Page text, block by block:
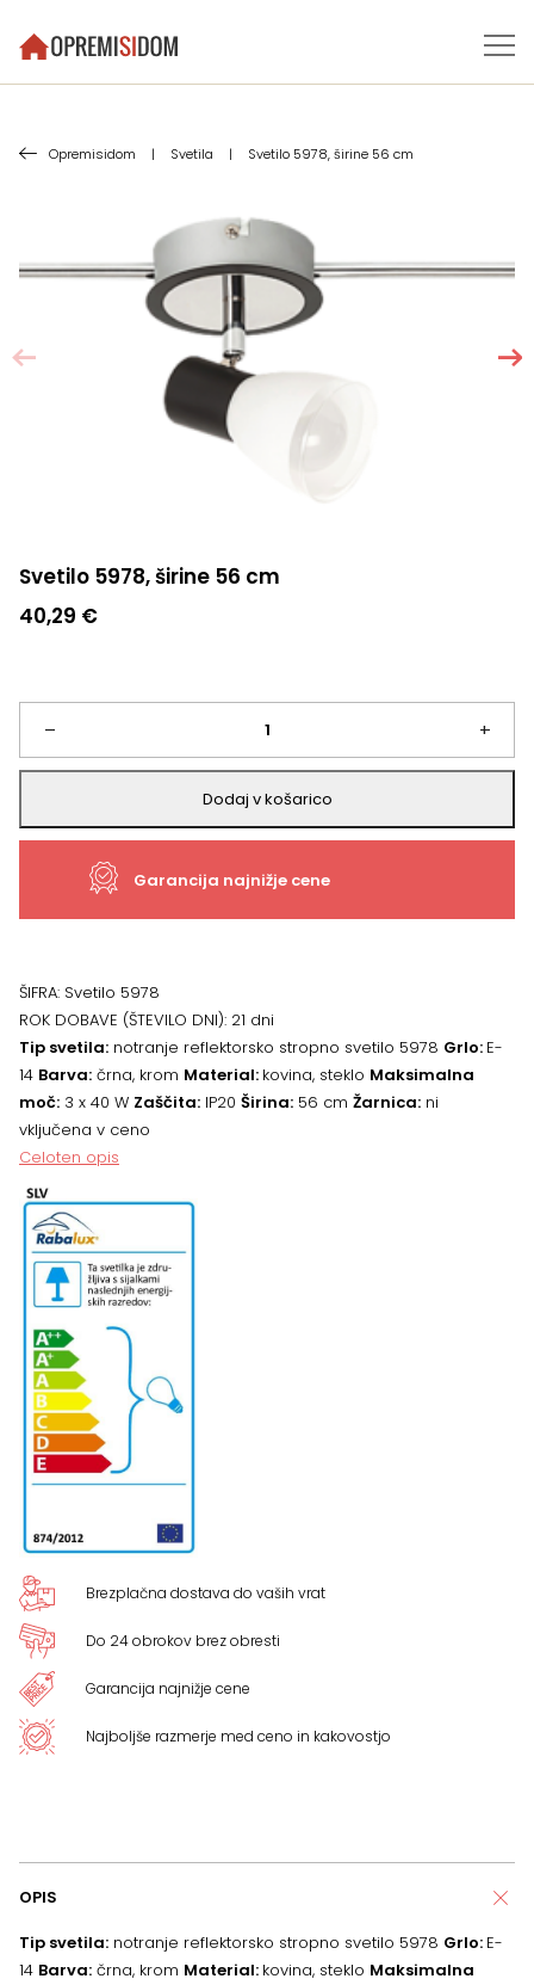
Opremisidom | Svetila | Svetilo 5978, širine 56 cm
Svetilo 5978, širine 56 cm
40,29 €
–
Svetilo
5978,
širine
količina
+
Dodaj v košarico
Garancija najnižje cene
ŠIFRA: Svetilo 5978
ROK DOBAVE (ŠTEVILO DNI): 21 dni
Tip svetila: notranje reflektorsko stropno svetilo 5978 Grlo: E-
14 Barva: črna, krom Material: kovina, steklo Maksimalna
moč: 3 x 40 W Zaščita: IP20 Širina: 56 cm Žarnica: ni
vključena v ceno
Celoten opis
Brezplačna dostava do vaših vrat
Do 24 obrokov brez obresti
Garancija najnižje cene
Najboljše razmerje med ceno in kakovostjo
OPIS
Tip svetila: notranje reflektorsko stropno svetilo 5978 Grlo: E-
14 Barva: črna, krom Material: kovina, steklo Maksimalna